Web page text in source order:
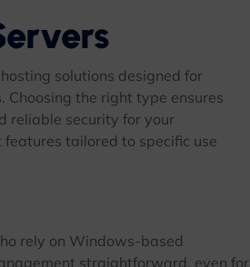
solutions designed for
. Choosing the right type ensures
reliable security for your
features tailored to specific use
rely on Windows-based
straightforward, even for